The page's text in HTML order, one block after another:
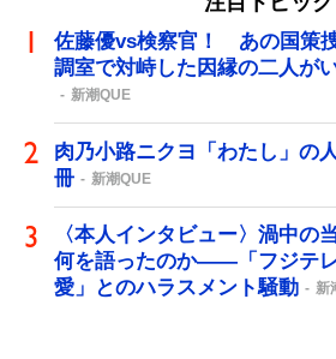
佐藤優vs検察官！ あの国策
調室で対峙した因縁の二人が
新潮QUE
肉乃小路ニクヨ「わたし」の
冊
新潮QUE
〈本人インタビュー〉渦中の
何を語ったのか――「フジテ
愛」とのハラスメント騒動
新